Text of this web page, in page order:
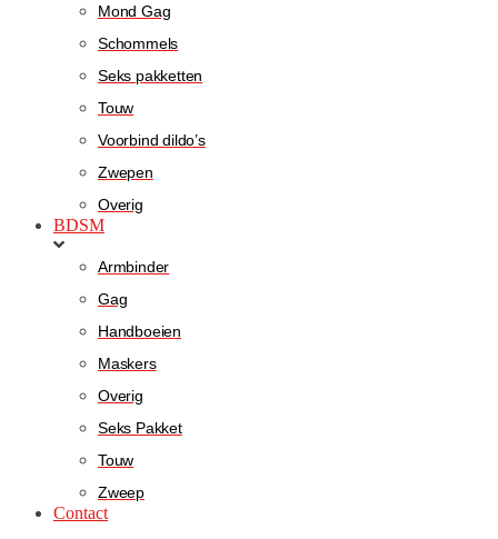
Mond Gag
Schommels
Seks pakketten
Touw
Voorbind dildo’s
Zwepen
Overig
BDSM
Armbinder
Gag
Handboeien
Maskers
Overig
Seks Pakket
Touw
Zweep
Contact